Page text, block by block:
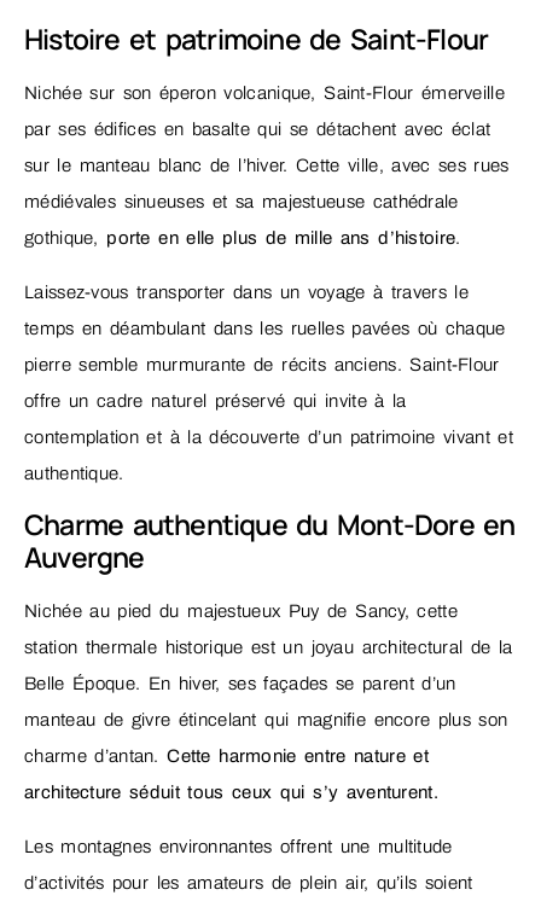
Histoire et patrimoine de Saint-Flour
Nichée sur son éperon volcanique, Saint-Flour émerveille
par ses édifices en basalte qui se détachent avec éclat
sur le manteau blanc de l’hiver. Cette ville, avec ses rues
médiévales sinueuses et sa majestueuse cathédrale
gothique, porte en elle plus de mille ans d’histoire.
Laissez-vous transporter dans un voyage à travers le
temps en déambulant dans les ruelles pavées où chaque
pierre semble murmurante de récits anciens. Saint-Flour
offre un cadre naturel préservé qui invite à la
contemplation et à la découverte d’un patrimoine vivant et
authentique.
Charme authentique du Mont-Dore en
Auvergne
Nichée au pied du majestueux Puy de Sancy, cette
station thermale historique est un joyau architectural de la
Belle Époque. En hiver, ses façades se parent d’un
manteau de givre étincelant qui magnifie encore plus son
charme d’antan.Cette harmonie entre nature et
architecture séduit tous ceux qui s’y aventurent.
Les montagnes environnantes offrent une multitude
d’activités pour les amateurs de plein air, qu’ils soient